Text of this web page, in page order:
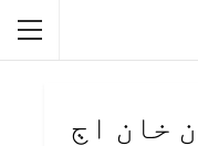
خان اڄ